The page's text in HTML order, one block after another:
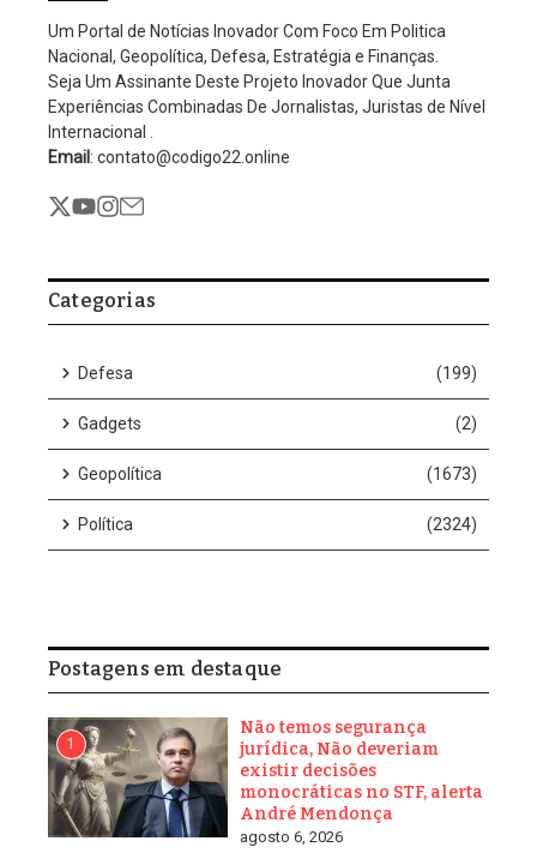
Atualizado: novembro 29, 20258:28 pm
Avião do regime venezuelano viajou até a fronteira com o Brasil
em meio à crescente pressão militar dos EUA na região do
Caribe.
De acordo com o site ADSB Exchange, a aeronave partiu de
A aeronave rastreada pelo ADSB Exchange é um Airbus A-319,
estatal venezuelana.
O site descreve o avião como uma “aeronave VIP do governo” e
afirma que ele tem sido usado pelo ditador Nicolás Maduro em
viagens oficiais.